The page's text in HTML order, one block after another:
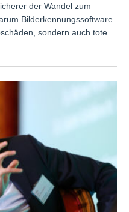
der Wandel zum
Bilderkennungssoftware
sondern auch tote